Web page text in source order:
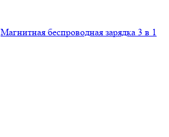
Магнитная беспроводная зарядка 3 в 1